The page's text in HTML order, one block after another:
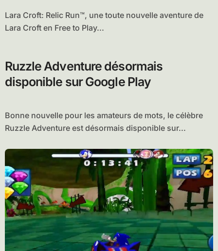
Lara Croft: Relic Run™, une toute nouvelle aventure de
Lara Croft en Free to Play...
Ruzzle Adventure désormais
disponible sur Google Play
Bonne nouvelle pour les amateurs de mots, le célèbre
Ruzzle Adventure est désormais disponible sur...